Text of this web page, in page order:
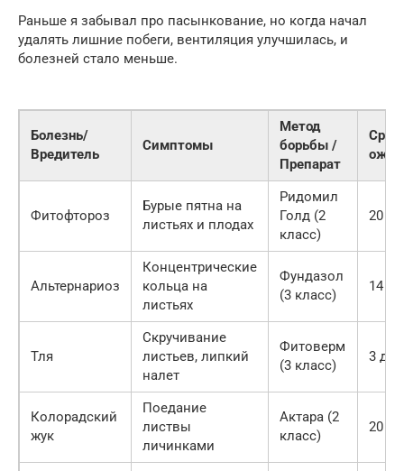
Раньше я забывал про пасынкование, но когда начал
удалять лишние побеги, вентиляция улучшилась, и
болезней стало меньше.
Болезнь/
Вредитель
Симптомы
Метод
борьбы /
Препарат
Срок
Фитофтороз
Бурые пятна на
листьях и плодах
Ридомил
Голд (2
класс)
20
Альтернариоз
Концентрические
кольца на
листьях
Фундазол
(3 класс)
14
Тля
Скручивание
листьев, липкий
налет
Фитоверм
(3 класс)
3 дня
Колорадский
жук
Поедание
листвы
личинками
Актара (2
класс)
20